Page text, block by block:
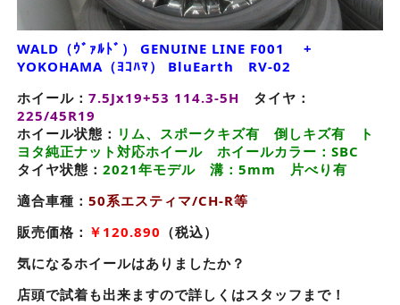
WALD（ｳﾞｧﾙﾄﾞ） GENUINE LINE F001 +
YOKOHAMA（ﾖｺﾊﾏ） BluEarth RV-02
ホイール： 7.5Jx19+53 114.3-5H タイヤ：
225/45R19
ホイール状態： リム、スポークキズ有 倒しキズ有 ト
ヨタ純正ナット対応ホイール ホイールカラー：SBC
タイヤ状態： 2021年モデル 溝：5mm 片べり有
適合車種： 50系エスティマ/CH-R等
販売価格： ￥120.890 （税込）
気になるホイールはありましたか？
店頭で試着も出来ますので詳しくはスタッフまで！